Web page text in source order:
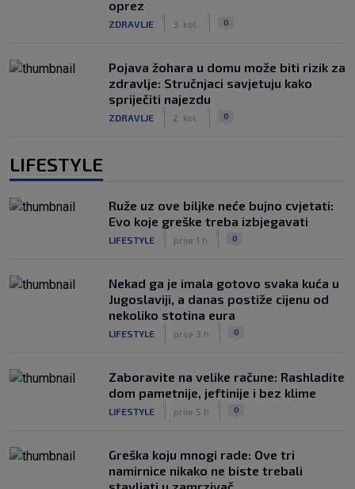
oprez
ZDRAVLJE 3. kol. 0
Pojava žohara u domu može biti rizik za
zdravlje: Stručnjaci savjetuju kako
spriječiti najezdu
ZDRAVLJE 2. kol. 0
LIFESTYLE
Ruže uz ove biljke neće bujno cvjetati:
Evo koje greške treba izbjegavati
LIFESTYLE prije 1 h 0
Nekad ga je imala gotovo svaka kuća u
Jugoslaviji, a danas postiže cijenu od
nekoliko stotina eura
LIFESTYLE prije 3 h 0
Zaboravite na velike račune: Rashladite
dom pametnije, jeftinije i bez klime
LIFESTYLE prije 5 h 0
Greška koju mnogi rade: Ove tri
namirnice nikako ne biste trebali